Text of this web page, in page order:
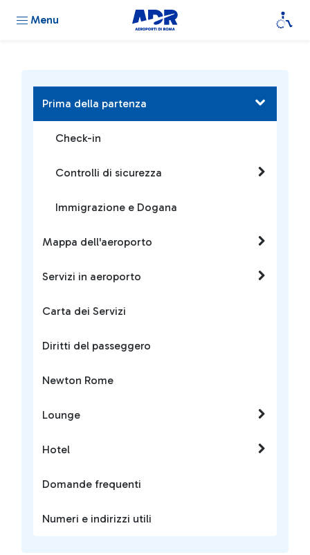
Menu
Prima della partenza
Check-in
Controlli di sicurezza
Immigrazione e Dogana
Mappa dell'aeroporto
Servizi in aeroporto
Carta dei Servizi
Diritti del passeggero
Newton Rome
Lounge
Hotel
Domande frequenti
Numeri e indirizzi utili